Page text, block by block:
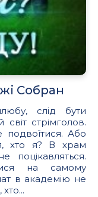
Собран
слід бути
стрімголов.
подвоїтися. Або
хто я? В храм
поцікавляться.
на самому
в академію не